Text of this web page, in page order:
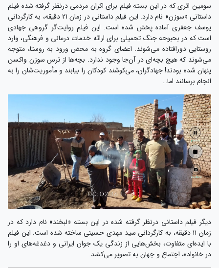
سومین اثری که در این بسته فیلم برای اکران مردمی درنظر گرفته شده فیلم
داستانی «سوزن» نام دارد. این فیلم داستانی در زمان ۲۱ دقیقه، به کارگردانی
یوسف جعفری آماده پخش شده است. این فیلم روایت‌گر گروهی جهادی
است که در بحبوحه جنگ تحمیلی برای ارائه خدمات درمانی و فرهنگی، وارد
روستایی دورافتاده می‌شوند. اعضای گروه به محض ورود به روستا، متوجه
می‌شوند که هیچ بچه‌ای در آن‌جا وجود ندارد. بچه‌ها از ترس سوزن واکسن
پنهان شده بودند! جهادگران، می‌کوشند کودکان را بیابند و مأموریت‌شان را به
انجام برسانند اما…
دیگر فیلم داستانی درنظر گرفته شده در این بسته «لبخند» نام دارد که در
زمان ۱۱ دقیقه، به کارگردانی سید مهدی حسینی ساخته شده است. این فیلم
با ایده‌ای متفاوت، بخش‌هایی از زندگی یک جوان ایرانی و دغدغه‌های او را
در خانواده، اجتماع و جهان به تصویر می‌کشد.